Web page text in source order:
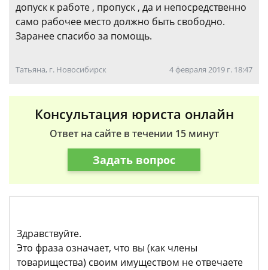
допуск к работе , пропуск , да и непосредственно
само рабочее место должно быть свободно.
Заранее спасибо за помощь.
Татьяна, г. Новосибирск 4 февраля 2019 г. 18:47
Консультация юриста онлайн
Ответ на сайте в течении 15 минут
Задать вопрос
Здравствуйте.
Это фраза означает, что вы (как члены
товарищества) своим имуществом не отвечаете